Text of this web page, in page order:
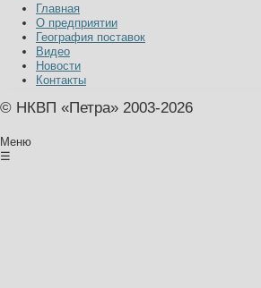
Главная
О предприятии
География поставок
Видео
Новости
Контакты
© НКВП «Петра» 2003-2026
Меню
☰